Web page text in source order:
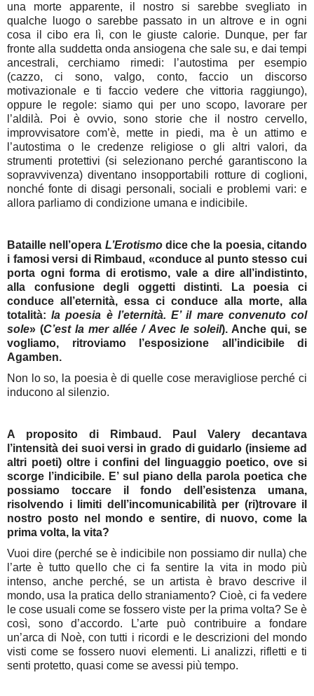
una morte apparente, il nostro si sarebbe svegliato in
qualche luogo o sarebbe passato in un altrove e in ogni
cosa il cibo era lì, con le giuste calorie. Dunque, per far
fronte alla suddetta onda ansiogena che sale su, e dai tempi
ancestrali, cerchiamo rimedi: l’autostima per esempio
(cazzo, ci sono, valgo, conto, faccio un discorso
motivazionale e ti faccio vedere che vittoria raggiungo),
oppure le regole: siamo qui per uno scopo, lavorare per
l’aldilà. Poi è ovvio, sono storie che il nostro cervello,
improvvisatore com’è, mette in piedi, ma è un attimo e
l’autostima o le credenze religiose o gli altri valori, da
strumenti protettivi (si selezionano perché garantiscono la
sopravvivenza) diventano insopportabili rotture di coglioni,
nonché fonte di disagi personali, sociali e problemi vari: e
allora parliamo di condizione umana e indicibile.
Bataille nell’opera L’Erotismodice che la poesia, citando
i famosi versi di Rimbaud, «conduce al punto stesso cui
porta ogni forma di erotismo, vale a dire all’indistinto,
alla confusione degli oggetti distinti. La poesia ci
conduce all’eternità, essa ci conduce alla morte, alla
totalità:la poesia è l’eternità. E’ il mare convenuto col
sole» (C’est la mer allée / Avec le soleil). Anche qui, se
vogliamo, ritroviamo l’esposizione all’indicibile di
Agamben.
Non lo so, la poesia è di quelle cose meravigliose perché ci
inducono al silenzio.
A proposito di Rimbaud. Paul Valery decantava
l’intensità dei suoi versi in grado di guidarlo (insieme ad
altri poeti) oltre i confini del linguaggio poetico, ove si
scorge l’indicibile. E’ sul piano della parola poetica che
possiamo toccare il fondo dell’esistenza umana,
risolvendo i limiti dell’incomunicabilità per (ri)trovare il
nostro posto nel mondo e sentire, di nuovo, come la
prima volta, la vita?
Vuoi dire (perché se è indicibile non possiamo dir nulla) che
l’arte è tutto quello che ci fa sentire la vita in modo più
intenso, anche perché, se un artista è bravo descrive il
mondo, usa la pratica dello straniamento? Cioè, ci fa vedere
le cose usuali come se fossero viste per la prima volta? Se è
così, sono d’accordo. L’arte può contribuire a fondare
un’arca di Noè, con tutti i ricordi e le descrizioni del mondo
visti come se fossero nuovi elementi. Li analizzi, rifletti e ti
senti protetto, quasi come se avessi più tempo.